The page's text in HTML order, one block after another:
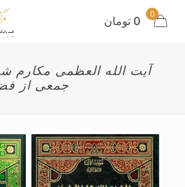
0 0 تومان
آیت الله العظمی مکارم
جمعی از